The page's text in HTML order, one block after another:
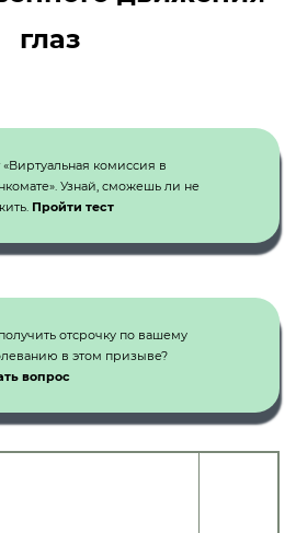
глаз
«Виртуальная комиссия в
Узнай, сможешь ли не
Пройти тест
отсрочку по вашему
в этом призыве?
вопрос